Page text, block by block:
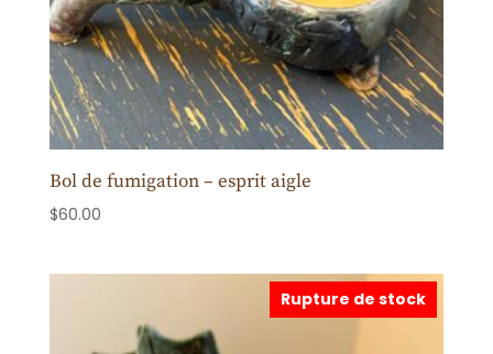
Bol de fumigation – esprit aigle
$60.00
Rupture de stock